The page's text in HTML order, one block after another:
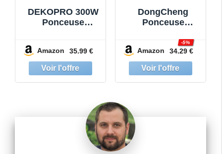
DEKOPRO 300W
Ponceuse
Vitesses,
14000RPM,
Papier Abrasif 16
Pièces, Patin de
Poussière, pour
Surfaces en Bois
Amazon 35.99 €
DongCheng
Ponceuse
Professionnelle,2
0 Disques
Abrasifs et Sac à
Poussière,
Vitesses 8000-
12800 tr/min pour
Amazon 34.29 €
-5%